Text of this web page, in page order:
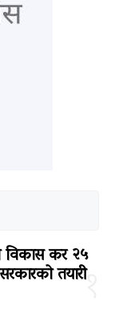
१
कर २५
तयारी